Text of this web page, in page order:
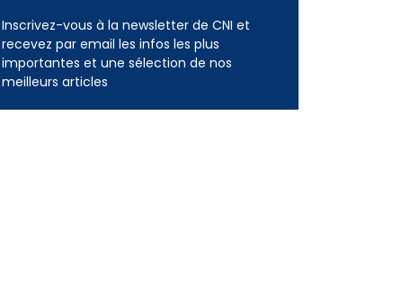
Inscrivez-vous à la newsletter de CNI et
recevez par email les infos les plus
importantes et une sélection de nos